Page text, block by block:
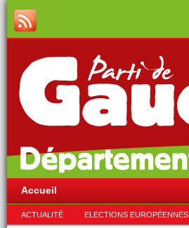
Accueil
ACTUALITÉ ELECTIONS EUROPÉENNES